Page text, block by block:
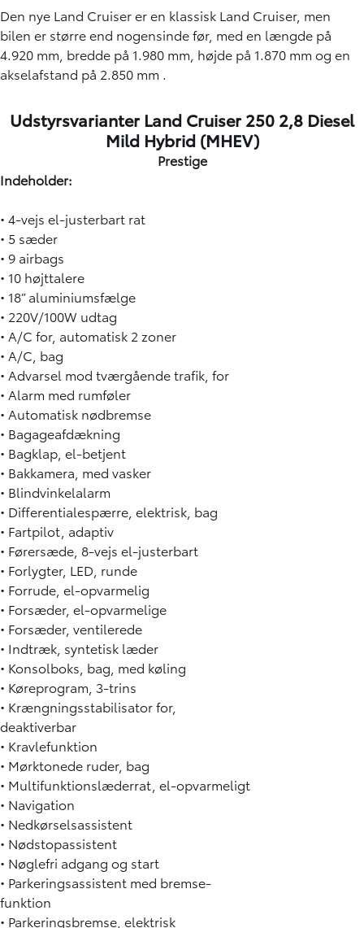
Den nye Land Cruiser er en klassisk Land Cruiser, men
bilen er større end nogensinde før, med en længde på
4.920 mm, bredde på 1.980 mm, højde på 1.870 mm og en
akselafstand på 2.850 mm .
Udstyrsvarianter Land Cruiser 250 2,8 Diesel
Mild Hybrid (MHEV)
Prestige
Indeholder:
• 4-vejs el-justerbart rat
• 5 sæder
• 9 airbags
• 10 højttalere
• 18” aluminiumsfælge
• 220V/100W udtag
• A/C for, automatisk 2 zoner
• A/C, bag
• Advarsel mod tværgående trafik, for
• Alarm med rumføler
• Automatisk nødbremse
• Bagageafdækning
• Bagklap, el-betjent
• Bakkamera, med vasker
• Blindvinkelalarm
• Differentialespærre, elektrisk, bag
• Fartpilot, adaptiv
• Førersæde, 8-vejs el-justerbart
• Forlygter, LED, runde
• Forrude, el-opvarmelig
• Forsæder, el-opvarmelige
• Forsæder, ventilerede
• Indtræk, syntetisk læder
• Konsolboks, bag, med køling
• Køreprogram, 3-trins
• Krængningsstabilisator for,
deaktiverbar
• Kravlefunktion
• Mørktonede ruder, bag
• Multifunktionslæderrat, el-opvarmeligt
• Navigation
• Nedkørselsassistent
• Nødstopassistent
• Nøglefri adgang og start
• Parkeringsassistent med bremse-
funktion
• Parkeringsbremse, elektrisk